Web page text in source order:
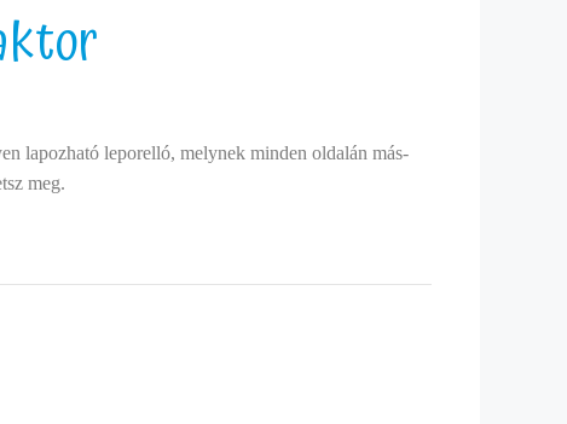
lapozható leporelló, melynek minden oldalán más-
meg.